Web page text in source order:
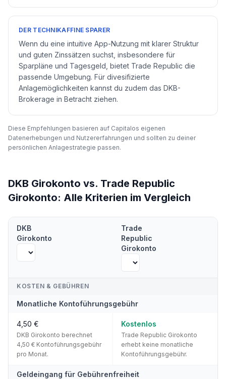
DER TECHNIKAFFINE SPARER
Wenn du eine intuitive App-Nutzung mit klarer Struktur
und guten Zinssätzen suchst, insbesondere für
Sparpläne und Tagesgeld, bietet Trade Republic die
passende Umgebung. Für divesifizierte
Anlagemöglichkeiten kannst du zudem das DKB-
Brokerage in Betracht ziehen.
Diese Empfehlungen basieren auf Capitalos eigenen
Datenerhebungen und Nutzererfahrungen und sollten zu deiner
persönlichen Anlagestrategie passen.
DKB Girokonto vs. Trade Republic
Girokonto: Alle Kriterien im Vergleich
Direkter Vergleich: Trade Republic Girokonto
DKB
Girokonto
Trade
Republic
Girokonto
KOSTEN & GEBÜHREN
Monatliche Kontoführungsgebühr
4,50 €
DKB Girokonto berechnet
4,50 € Kontoführungsgebühr
pro Monat.
Kostenlos
Trade Republic Girokonto
erhebt keine monatliche
Kontoführungsgebühr.
Geldeingang für Gebührenfreiheit